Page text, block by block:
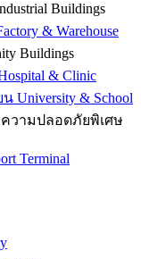
Buildings
& Warehouse
Buildings
& Clinic
University & School
วามปลอดภัยพิเศษ
Terminal